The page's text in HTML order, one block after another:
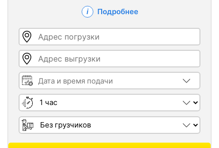
Подробнее
Адрес погрузки
Адрес выгрузки
Дата и время подачи
Длительность
Грузчики